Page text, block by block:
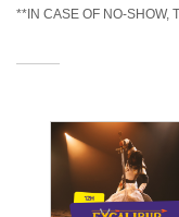
**IN CASE OF NO-SHOW,